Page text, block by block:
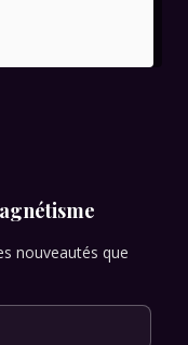
nouveautés que